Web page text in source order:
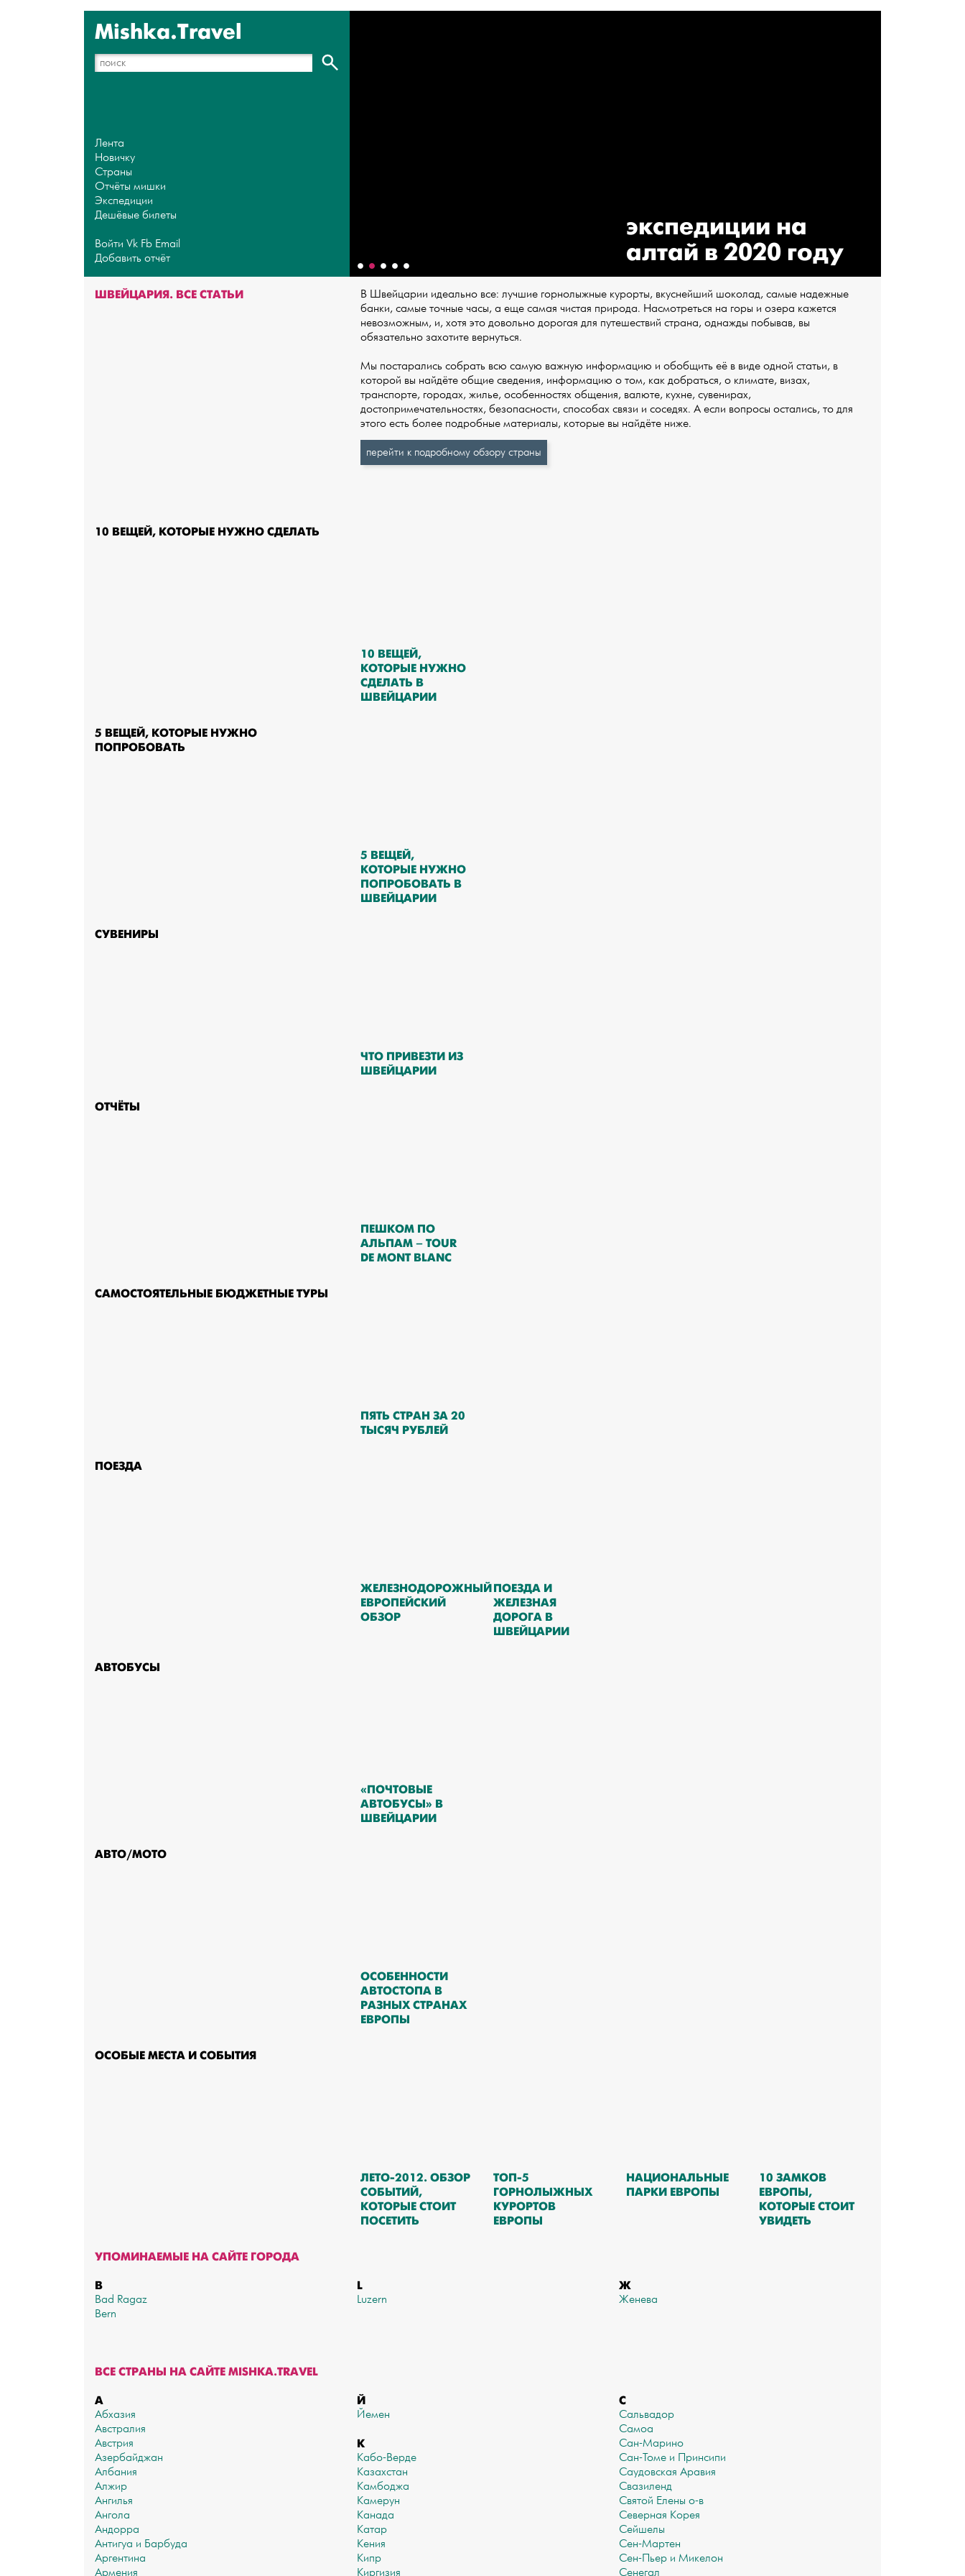
Mishka.Travel
Лента
Новичку
Страны
Отчёты мишки
Экспедиции
Дешёвые билеты
Войти Vk Fb Email
Добавить отчёт
экспедиции на
алтай в 2020 году
ШВЕЙЦАРИЯ. ВСЕ СТАТЬИ
В Швейцарии идеально все: лучшие горнолыжные курорты, вкуснейший шоколад, самые надежные
банки, самые точные часы, а еще самая чистая природа. Насмотреться на горы и озера кажется
невозможным, и, хотя это довольно дорогая для путешествий страна, однажды побывав, вы
обязательно захотите вернуться.
Мы постарались собрать всю самую важную информацию и обобщить её в виде одной статьи, в
которой вы найдёте общие сведения, информацию о том, как добраться, о климате, визах,
транспорте, городах, жилье, особенностях общения, валюте, кухне, сувенирах,
достопримечательностях, безопасности, способах связи и соседях. А если вопросы остались, то для
этого есть более подробные материалы, которые вы найдёте ниже.
перейти к подробному обзору страны
10 ВЕЩЕЙ, КОТОРЫЕ НУЖНО СДЕЛАТЬ
10 ВЕЩЕЙ,
КОТОРЫЕ НУЖНО
СДЕЛАТЬ В
ШВЕЙЦАРИИ
5 ВЕЩЕЙ, КОТОРЫЕ НУЖНО
ПОПРОБОВАТЬ
5 ВЕЩЕЙ,
КОТОРЫЕ НУЖНО
ПОПРОБОВАТЬ В
ШВЕЙЦАРИИ
СУВЕНИРЫ
ЧТО ПРИВЕЗТИ ИЗ
ШВЕЙЦАРИИ
ОТЧЁТЫ
ПЕШКОМ ПО
АЛЬПАМ – TOUR
DE MONT BLANC
САМОСТОЯТЕЛЬНЫЕ БЮДЖЕТНЫЕ ТУРЫ
ПЯТЬ СТРАН ЗА 20
ТЫСЯЧ РУБЛЕЙ
ПОЕЗДА
ЖЕЛЕЗНОДОРОЖНЫЙ
ЕВРОПЕЙСКИЙ
ОБЗОР
ПОЕЗДА И
ЖЕЛЕЗНАЯ
ДОРОГА В
ШВЕЙЦАРИИ
АВТОБУСЫ
«ПОЧТОВЫЕ
АВТОБУСЫ» В
ШВЕЙЦАРИИ
АВТО/МОТО
ОСОБЕННОСТИ
АВТОСТОПА В
РАЗНЫХ СТРАНАХ
ЕВРОПЫ
ОСОБЫЕ МЕСТА И СОБЫТИЯ
ЛЕТО-2012. ОБЗОР
СОБЫТИЙ,
КОТОРЫЕ СТОИТ
ПОСЕТИТЬ
ТОП-5
ГОРНОЛЫЖНЫХ
КУРОРТОВ
ЕВРОПЫ
НАЦИОНАЛЬНЫЕ
ПАРКИ ЕВРОПЫ
10 ЗАМКОВ
ЕВРОПЫ,
КОТОРЫЕ СТОИТ
УВИДЕТЬ
УПОМИНАЕМЫЕ НА САЙТЕ ГОРОДА
B
Bad Ragaz
Bern
L
Luzern
Ж
Женева
ВСЕ СТРАНЫ НА САЙТЕ MISHKA.TRAVEL
А
Абхазия
Австралия
Австрия
Азербайджан
Албания
Алжир
Ангилья
Ангола
Андорра
Антигуа и Барбуда
Аргентина
Армения
Й
Йемен
К
Кабо-Верде
Казахстан
Камбоджа
Камерун
Канада
Катар
Кения
Кипр
Киргизия
С
Сальвадор
Самоа
Сан-Марино
Сан-Томе и Принсипи
Саудовская Аравия
Свазиленд
Святой Елены о-в
Северная Корея
Сейшелы
Сен-Мартен
Сен-Пьер и Микелон
Сенегал